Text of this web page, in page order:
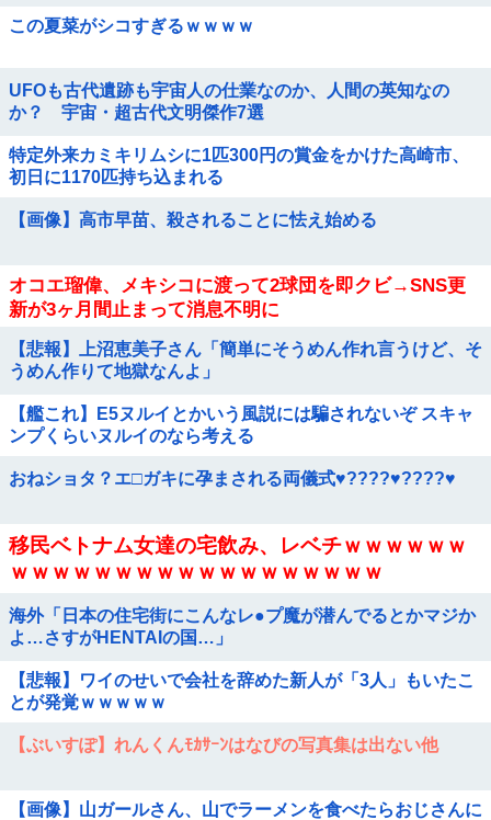
この夏菜がシコすぎるｗｗｗｗ
UFOも古代遺跡も宇宙人の仕業なのか、人間の英知なの
か？ 宇宙・超古代文明傑作7選
特定外来カミキリムシに1匹300円の賞金をかけた高崎市、
初日に1170匹持ち込まれる
【画像】高市早苗、殺されることに怯え始める
オコエ瑠偉、メキシコに渡って2球団を即クビ→SNS更
新が3ヶ月間止まって消息不明に
【悲報】上沼恵美子さん「簡単にそうめん作れ言うけど、そ
うめん作りて地獄なんよ」
【艦これ】E5ヌルイとかいう風説には騙されないぞ スキャ
ンプくらいヌルイのなら考える
おねショタ？エ□ガキに孕まされる両儀式♥️????♥️????♥️
移民ベトナム女達の宅飲み、レベチｗｗｗｗｗｗ
ｗｗｗｗｗｗｗｗｗｗｗｗｗｗｗｗｗｗ
海外「日本の住宅街にこんなレ●プ魔が潜んでるとかマジか
よ…さすがHENTAIの国…」
【悲報】ワイのせいで会社を辞めた新人が「3人」もいたこ
とが発覚ｗｗｗｗｗ
【ぶいすぽ】れんくんﾓｶｻｰﾝはなびの写真集は出ない他
【画像】山ガールさん、山でラーメンを食べたらおじさんに